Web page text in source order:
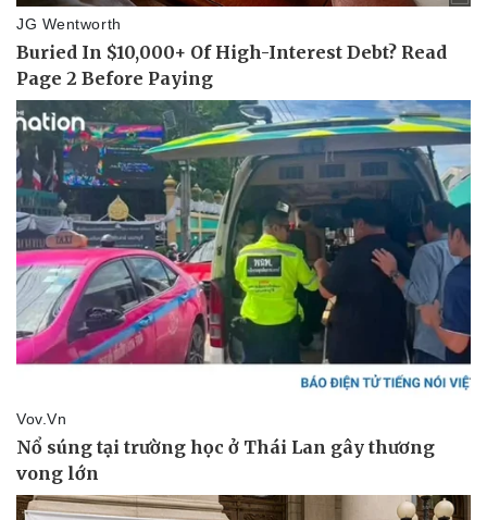
Doanh nghiệp 24h
Doanh nhân
Vì cộng đồng
Công nghệ
Trải nghiệm